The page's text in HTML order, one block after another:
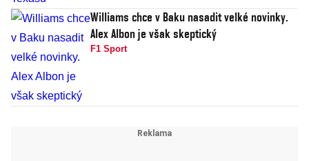
Williams chce v Baku nasadit velké novinky.
Alex Albon je však skeptický
F1 Sport